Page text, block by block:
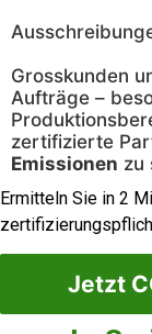
Grosskunden
Aufträge –
zertifizierte
Emissionen zu
Ermitteln Sie in 2
Jetzt